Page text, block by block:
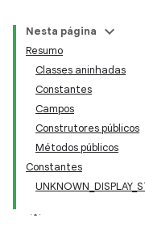
Nesta página
Resumo
Classes aninhadas
Constantes
Campos
Construtores públicos
Métodos públicos
Constantes